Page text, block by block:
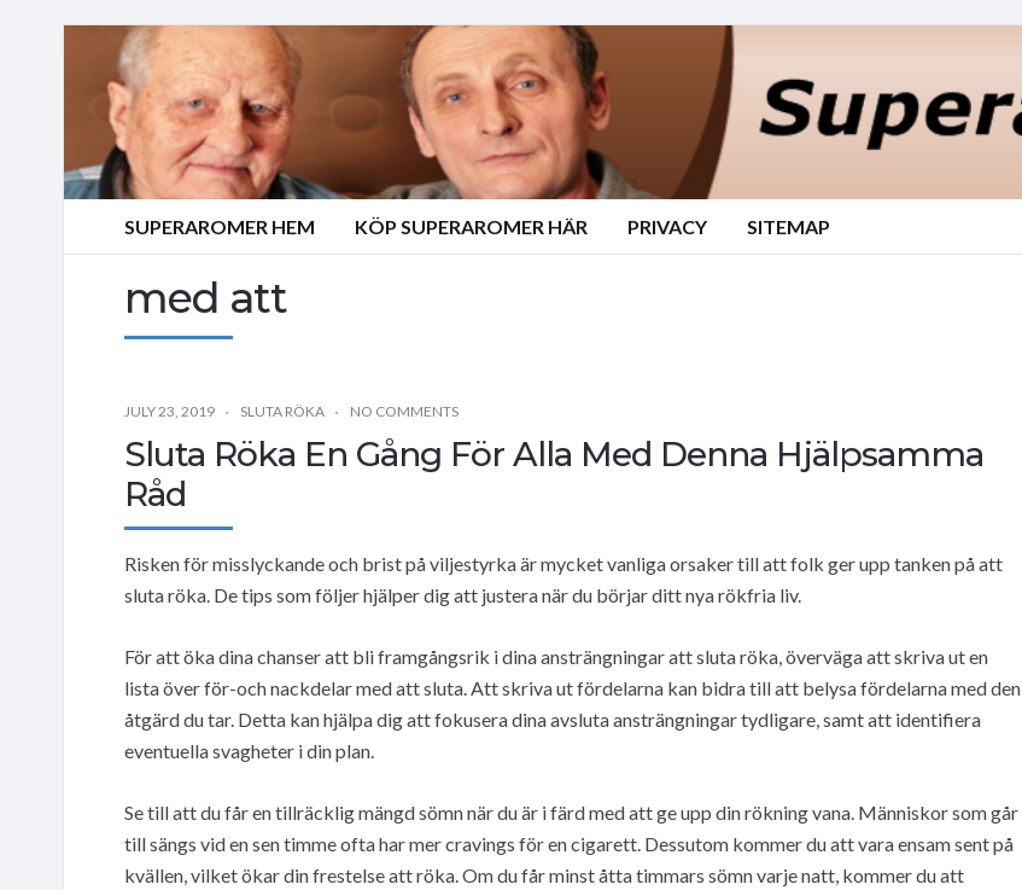
SUPERAROMER HEM KÖP SUPERAROMER HÄR PRIVACY SITEMAP
med att
JULY 23, 2019 SLUTA RÖKA NO COMMENTS
Sluta Röka En Gång För Alla Med Denna Hjälpsamma
Råd
Risken för misslyckande och brist på viljestyrka är mycket vanliga orsaker till att folk ger upp tanken på att
sluta röka. De tips som följer hjälper dig att justera när du börjar ditt nya rökfria liv.
För att öka dina chanser att bli framgångsrik i dina ansträngningar att sluta röka, överväga att skriva ut en
lista över för-och nackdelar med att sluta. Att skriva ut fördelarna kan bidra till att belysa fördelarna med den
åtgärd du tar. Detta kan hjälpa dig att fokusera dina avsluta ansträngningar tydligare, samt att identifiera
eventuella svagheter i din plan.
Se till att du får en tillräcklig mängd sömn när du är i färd med att ge upp din rökning vana. Människor som går
till sängs vid en sen timme ofta har mer cravings för en cigarett. Dessutom kommer du att vara ensam sent på
kvällen, vilket ökar din frestelse att röka. Om du får minst åtta timmars sömn varje natt, kommer du att